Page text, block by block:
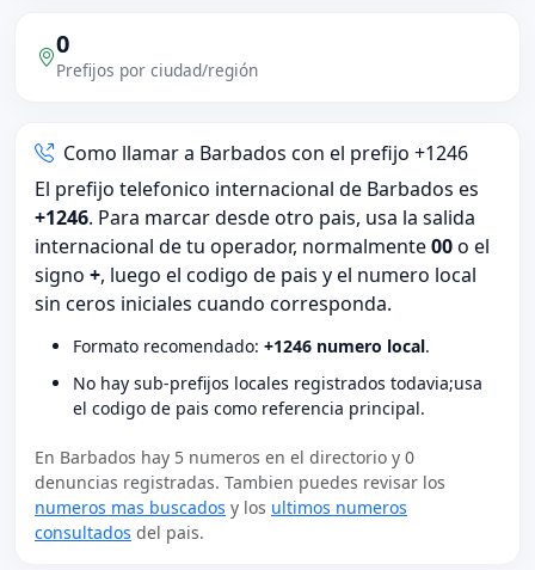
0
Prefijos por ciudad/región
Como llamar a Barbados con el prefijo +1246
El prefijo telefonico internacional de Barbados es
+1246. Para marcar desde otro pais, usa la salida
internacional de tu operador, normalmente00o el
signo +, luego el codigo de pais y el numero local
sin ceros iniciales cuando corresponda.
Formato recomendado: +1246 numero local.
No hay sub-prefijos locales registrados todavia;usa
el codigo de pais como referencia principal.
En Barbados hay 5 numeros en el directorio y 0
denuncias registradas. Tambien puedes revisar los
numeros mas buscados y los ultimos numeros
consultados del pais.